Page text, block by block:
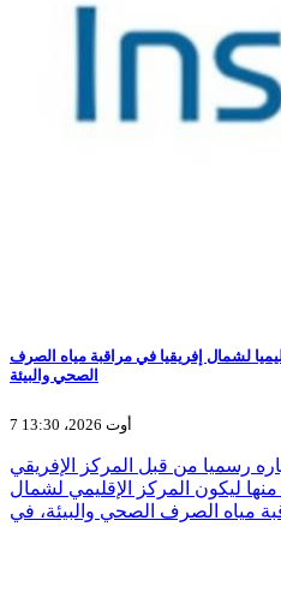
لشمال إفريقيا في مراقبة مياه الصرف
الصحي والبيئة
7 أوت 2026، 13:30
رسميا من قبل المركز الإفريقي
ليكون المركز الإقليمي لشمال